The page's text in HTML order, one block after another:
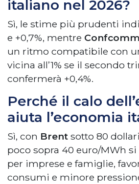
italiano nel 2026?
Sì, le stime più prudenti
e +0,7%, mentre
un ritmo compatibile con
vicina all’1% se il secondo
confermerà +0,4%.
Perché il calo
aiuta l’economia
Sì, con Brent sotto 80
poco sopra 40 euro/MWh
per imprese e famiglie,
consumi e minore